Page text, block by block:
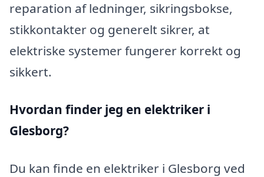
reparation af ledninger, sikringsbokse,
stikkontakter og generelt sikrer, at
elektriske systemer fungerer korrekt og
sikkert.
Hvordan finder jeg en elektriker i
Glesborg?
Du kan finde en elektriker i Glesborg ved